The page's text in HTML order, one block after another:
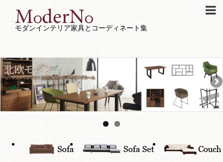
モダンインテリア家具とコーディネート集